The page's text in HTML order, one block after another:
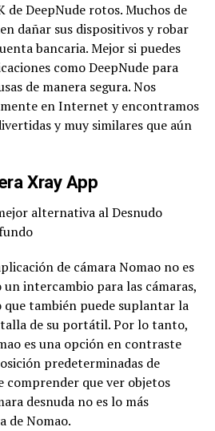
de DeepNude rotos. Muchos de
dañar sus dispositivos y robar
bancaria. Mejor si puedes
como DeepNude para
de manera segura. Nos
en Internet y encontramos
y muy similares que aún
Xray App
alternativa al Desnudo
de cámara Nomao no es
un intercambio para las cámaras,
que también puede suplantar la
de su portátil. Por lo tanto,
es una opción en contraste
predeterminadas de
comprender que ver objetos
desnuda no es lo más
de Nomao.